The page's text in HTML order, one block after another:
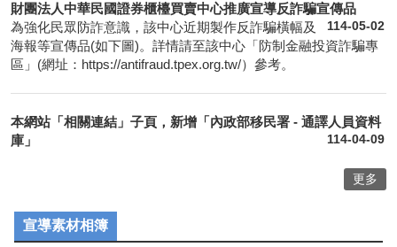
財團法人中華民國證券櫃檯買賣中心推廣宣導反詐騙宣傳品
114-05-02
為強化民眾防詐意識，該中心近期製作反詐騙橫幅及
海報等宣傳品(如下圖)。詳情請至該中心「防制金融投資詐騙專
區」(網址：https://antifraud.tpex.org.tw/）參考。
本網站「相關連結」子頁，新增「內政部移民署 - 通譯人員資料
庫」
114-04-09
更多
宣導素材相簿